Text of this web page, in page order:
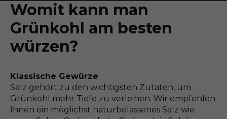
Womit kann man
Grünkohl am besten
würzen?
Klassische Gewürze
Salz gehört zu den wichtigsten Zutaten, um
Grünkohl mehr Tiefe zu verleihen. Wir empfehlen
Ihnen ein möglichst naturbelassenes Salz wie